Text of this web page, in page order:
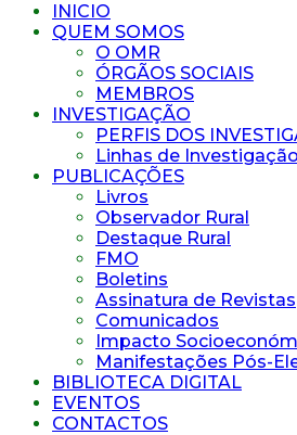
INICIO
QUEM SOMOS
O OMR
ÓRGÃOS SOCIAIS
MEMBROS
INVESTIGAÇÃO
PERFIS DOS
Linhas de Investigação
PUBLICAÇÕES
Livros
Observador Rural
Destaque Rural
FMO
Boletins
Assinatura de Revistas
Comunicados
Impacto
Manifestações Pós-
BIBLIOTECA DIGITAL
EVENTOS
CONTACTOS